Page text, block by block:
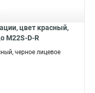
цвет красный,
M22S-D-R
черное лицевое